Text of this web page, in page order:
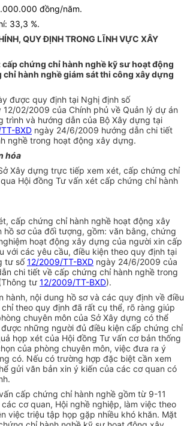
đồng/năm.
33,3 %.
QUY ĐỊNH TRONG LĨNH VỰC XÂY
cấp chứng chỉ hành nghề kỹ sư hoạt động
hành nghề giám sát thi công xây dựng
được quy định tại Nghị định số
12/02/2009 của Chính phủ về Quản lý dự án
trình và hướng dẫn của Bộ Xây dựng tại
BXD ngày 24/6/2009 hướng dẫn chi tiết
nghề trong hoạt động xây dựng.
hóa
Xây dựng trực tiếp xem xét, cấp chứng chỉ
Hội đồng Tư vấn xét cấp chứng chỉ hành
cấp chứng chỉ hành nghề hoạt động xây
sơ của đối tượng, gồm: văn bằng, chứng
hoạt động xây dựng của người xin cấp
với các yêu cầu, điều kiện theo quy định tại
tư số12/2009/TT-BXD ngày 24/6/2009 của
chi tiết về cấp chứng chỉ hành nghề trong
tư 12/2009/TT-BXD).
hành, nội dung hồ sơ và các quy định về điều
theo quy định đã rất cụ thể, rõ ràng giúp
chuyên môn của Sở Xây dựng có thể
những người đủ điều kiện cấp chứng chỉ
họp xét của Hội đồng Tư vấn cơ bản thống
của phòng chuyên môn, việc đưa ra ý
có. Nếu có trường hợp đặc biệt cần xem
gửi văn bản xin ý kiến của các cơ quan có
cấp chứng chỉ hành nghề gồm từ 9-11
cơ quan, Hội nghề nghiệp, làm việc theo
việc triệu tập họp gặp nhiều khó khăn. Mặt